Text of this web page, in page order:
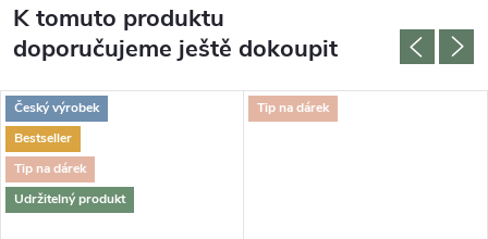
K tomuto produktu
doporučujeme ještě dokoupit
Český výrobek
Bestseller
Tip na dárek
Udržitelný produkt
Tip na dárek